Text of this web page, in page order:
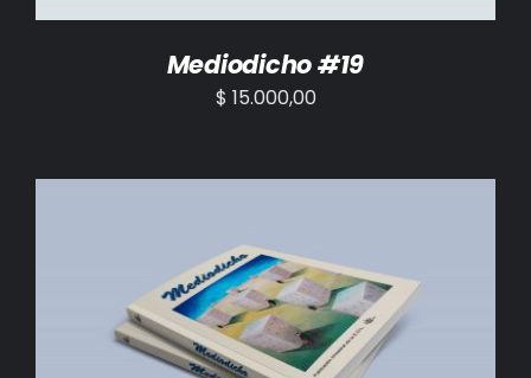
Mediodicho #19
$ 15.000,00
AÑADIR AL CARRITO / DETALLES